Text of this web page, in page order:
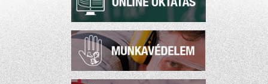
TÖRVÉNYTÁR
CÉGÜNKRŐL
KIEMELT ÜGYFELEINK
ELÉRHETŐSÉG